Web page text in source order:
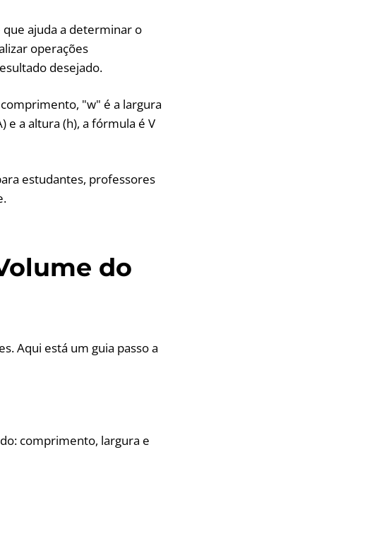
ajuda a determinar o
operações
desejado.
"w" é a largura
e a altura (h), a fórmula é V
estudantes, professores
do
Aqui está um guia passo a
comprimento, largura e